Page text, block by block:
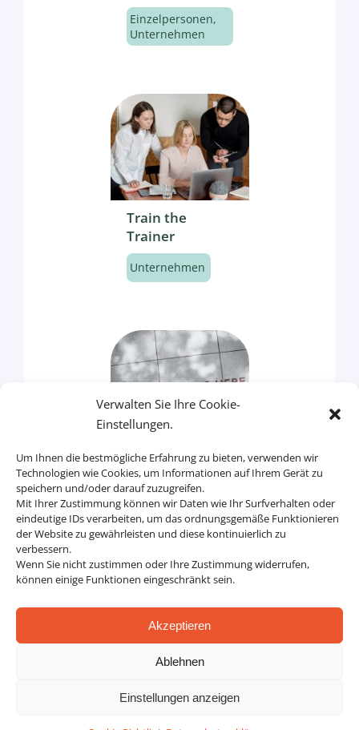
Verwalten Sie Ihre Cookie-
Einstellungen.
Um Ihnen die bestmögliche Erfahrung zu bieten, verwenden wir
Technologien wie Cookies, um Informationen auf Ihrem Gerät zu
speichern und/oder darauf zuzugreifen.
Mit Ihrer Zustimmung können wir Daten wie Ihr Surfverhalten oder
eindeutige IDs verarbeiten, um das ordnungsgemäße Funktionieren
der Website zu gewährleisten und diese kontinuierlich zu
verbessern.
Wenn Sie nicht zustimmen oder Ihre Zustimmung widerrufen,
können einige Funktionen eingeschränkt sein.
Akzeptieren
Ablehnen
Einstellungen anzeigen
Einzelpersonen,
Unternehmen
Train the
Trainer
Unternehmen
Was motiviert
mich – Meine
Beweggründe
Einzelpersonen,
Unternehmen